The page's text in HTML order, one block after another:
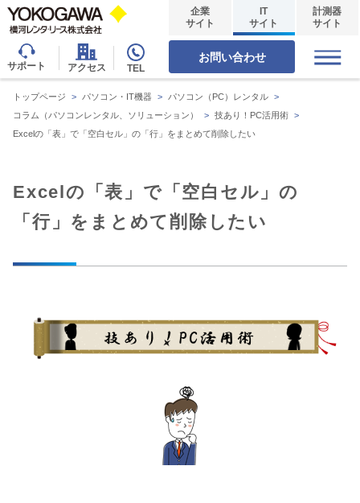
サポート アクセス TEL
企業
サイト
IT
サイト
計測器
サイト
お問い合わせ
トップページ > パソコン・IT機器 > パソコン（PC）レンタル >
コラム（パソコンレンタル、ソリューション）
> 技あり！PC活用術 >
Excelの「表」で「空白セル」の「行」をまとめて削除したい
Excelの「表」で「空白セル」の
「行」をまとめて削除したい